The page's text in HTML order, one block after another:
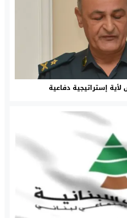
إستراتيجية دفاعية